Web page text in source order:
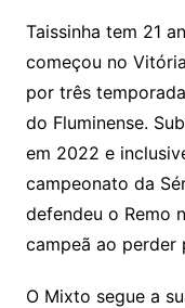
Taissinha tem 21
começou no
por três
do Fluminense.
em 2022 e
campeonato da
defendeu o Remo
campeã ao perder
O Mixto segue a